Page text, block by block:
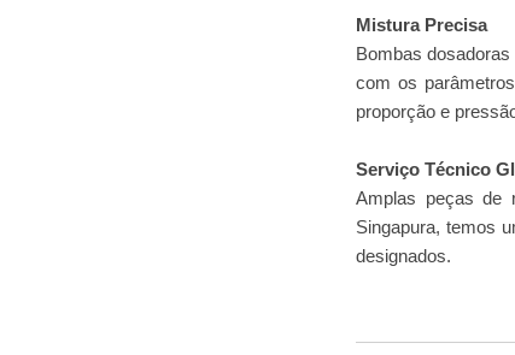
Mistura Precisa
Bombas
com os
proporção e
Serviço Técnico
Amplas peças de
Singapura, temos
designados.